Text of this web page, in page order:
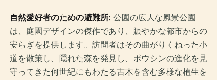
自然愛好者のための避難所: 公園の広大な風景公園
は、庭園デザインの傑作であり、賑やかな都市からの
安らぎを提供します。訪問者はその曲がりくねった小
道を散策し、隠れた森を発見し、ポウシンの進化を見
守ってきた何世紀にもわたる古木を含む多様な植生を